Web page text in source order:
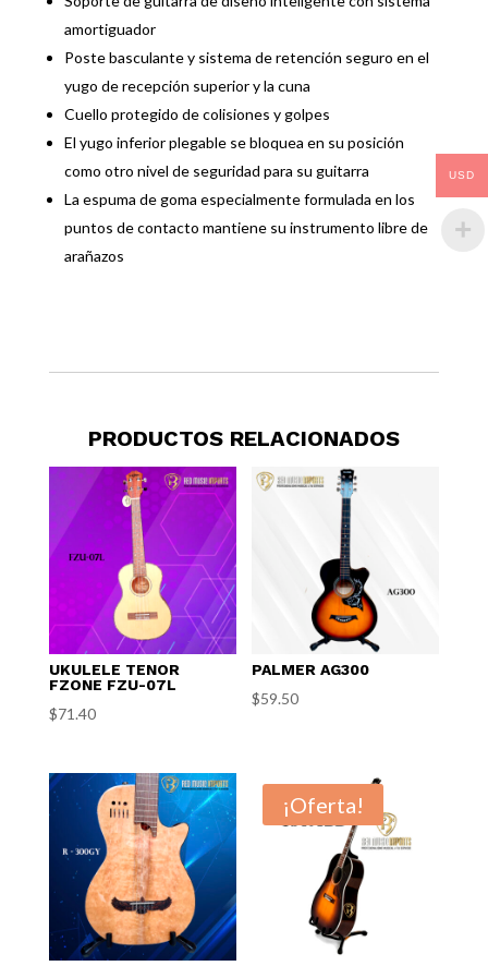
amortiguador
Poste basculante y sistema de retención seguro en el
yugo de recepción superior y la cuna
Cuello protegido de colisiones y golpes
El yugo inferior plegable se bloquea en su posición
como otro nivel de seguridad para su guitarra
La espuma de goma especialmente formulada en los
puntos de contacto mantiene su instrumento libre de
arañazos
PRODUCTOS RELACIONADOS
UKULELE TENOR
FZONE FZU-07L
$71.40
PALMER AG300
$59.50
¡Oferta!
USD